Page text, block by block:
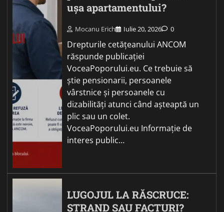
ușa apartamentului?
Mocanu Erich Iulie 20, 2026 0
Drepturile cetățeanului ANCOM
răspunde publicației
VoceaPoporului.eu. Ce trebuie să
știe pensionarii, persoanele
vârstnice și persoanele cu
dizabilități atunci când așteaptă un
plic sau un colet.
VoceaPoporului.eu Informație de
interes public…
LUGOJUL LA RĂSCRUCE:
ȘTRAND SAU FACTURI?